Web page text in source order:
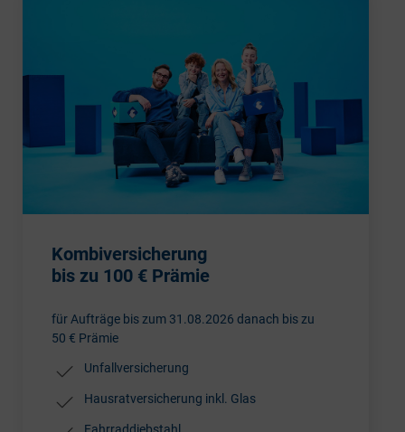
Kombiversicherung
bis zu 100 € Prämie
für Aufträge bis zum 31.08.2026 danach bis zu
50 € Prämie
Unfallversicherung
Hausratversicherung inkl. Glas
Fahrraddiebstahl